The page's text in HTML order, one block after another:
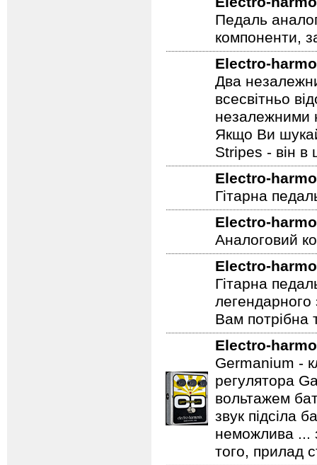
Педаль
компоненти,
Electro-
Два
всесвітньо
незалежними
Якщо Ви
Stripes - він в
Electro-
Гітарна
Electro-
Аналоговий
Electro-
Гітарна
Вам потрібна
Electro-
Germanium -
регулятора
вольтажем
звук підсіла
неможлива ...
того, прилад